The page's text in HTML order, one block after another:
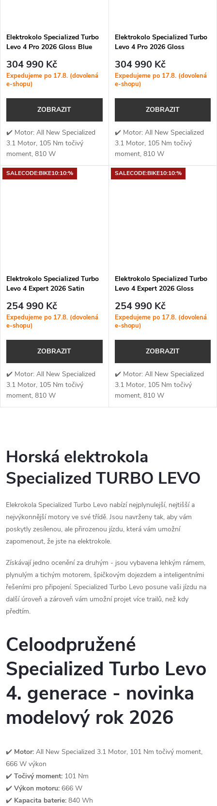
Elektrokolo Specialized Turbo
Levo 4 Pro 2026 Gloss Blue
304 990 Kč
Expedujeme po 17.8. (dovolená
e-shopu)
ZOBRAZIT
✔️ Motor: All New Specialized
3.1 Motor, 105 Nm točivý
moment, 810 W
výkon✔️ Točivý moment: 105
Nm✔️ Výkon
Elektrokolo Specialized Turbo
Levo 4 Pro 2026 Gloss
Metallic
304 990 Kč
Expedujeme po 17.8. (dovolená
e-shopu)
ZOBRAZIT
✔️ Motor: All New Specialized
3.1 Motor, 105 Nm točivý
moment, 810 W
výkon✔️ Točivý moment: 105
Nm✔️ Výkon
SALECODE:BIKE10:10:%
Elektrokolo Specialized Turbo
Levo 4 Expert 2026 Satin
254 990 Kč
Expedujeme po 17.8. (dovolená
e-shopu)
ZOBRAZIT
✔️ Motor: All New Specialized
3.1 Motor, 105 Nm točivý
moment, 810 W
výkon✔️ Točivý moment: 105
SALECODE:BIKE10:10:%
Elektrokolo Specialized Turbo
Levo 4 Expert 2026 Gloss
254 990 Kč
Expedujeme po 17.8. (dovolená
e-shopu)
ZOBRAZIT
✔️ Motor: All New Specialized
3.1 Motor, 105 Nm točivý
moment, 810 W
výkon✔️ Točivý moment: 105
v
l
d
a
í
p
r
k
y
v
p
i
s
u
Horská elektrokola
Specialized TURBO LEVO
Elekrokola Specialized Turbo Levo nabízí nejplynulejší, nejtišší a
nejvýkonnější motory ve své třídě. Jsou navrženy tak, aby vám
poskytly zesílenou, ale přirozenou jízdu, která vám umožní
zapomenout, že jste na elektrokole.
Získávají jedno ocenění za druhým - jsou vybavena lehkým rámem,
plynulým a tichým motorem, špičkovým dojezdem a inteligentními
řešeními pro připojení. Specialized Turbo Levo posune vaši jízdu na
další úroveň a zároveň vám umožní projet více trailů, než kdy
předtím.
Celoodpružené
Specialized Turbo Levo
4. generace - novinka
modelový rok 2026
✔️ Motor: All New Specialized 3.1 Motor, 101 Nm točivý moment,
666 W výkon
✔️ Točivý moment: 101 Nm
✔️ Výkon motoru: 666 W
✔️ Kapacita baterie: 840 Wh